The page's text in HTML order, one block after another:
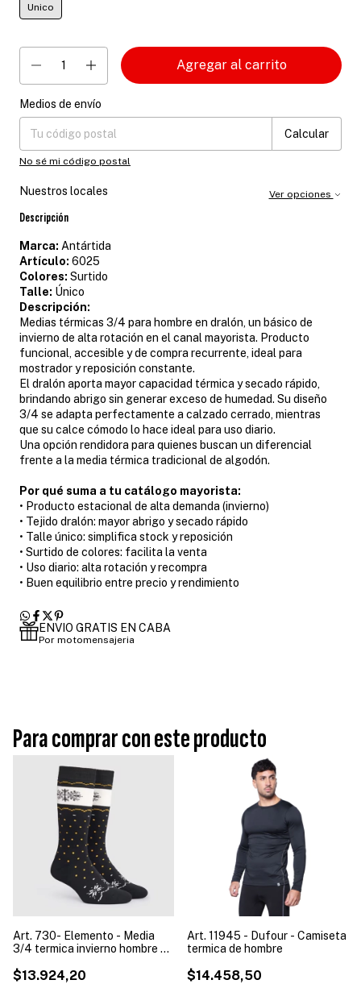
Unico
Entregas para el CP:
Medios de envío
Calcular
No sé mi código postal
Nuestros locales Ver opciones
Descripción
Marca: Antártida
Artículo: 6025
Colores: Surtido
Talle: Único
Descripción:
Medias térmicas 3/4 para hombre en dralón, un básico de
invierno de alta rotación en el canal mayorista. Producto
funcional, accesible y de compra recurrente, ideal para
mostrador y reposición constante.
El dralón aporta mayor capacidad térmica y secado rápido,
brindando abrigo sin generar exceso de humedad. Su diseño
3/4 se adapta perfectamente a calzado cerrado, mientras
que su calce cómodo lo hace ideal para uso diario.
Una opción rendidora para quienes buscan un diferencial
frente a la media térmica tradicional de algodón.
Por qué suma a tu catálogo mayorista:
• Producto estacional de alta demanda (invierno)
• Tejido dralón: mayor abrigo y secado rápido
• Talle único: simplifica stock y reposición
• Surtido de colores: facilita la venta
• Uso diario: alta rotación y recompra
• Buen equilibrio entre precio y rendimiento
ENVIO GRATIS EN CABA
Por motomensajeria
Para comprar con este producto
Art. 730- Elemento - Media
3/4 termica invierno hombre x3
$13.924,20
Art. 11945 - Dufour - Camiseta
termica de hombre
$14.458,50